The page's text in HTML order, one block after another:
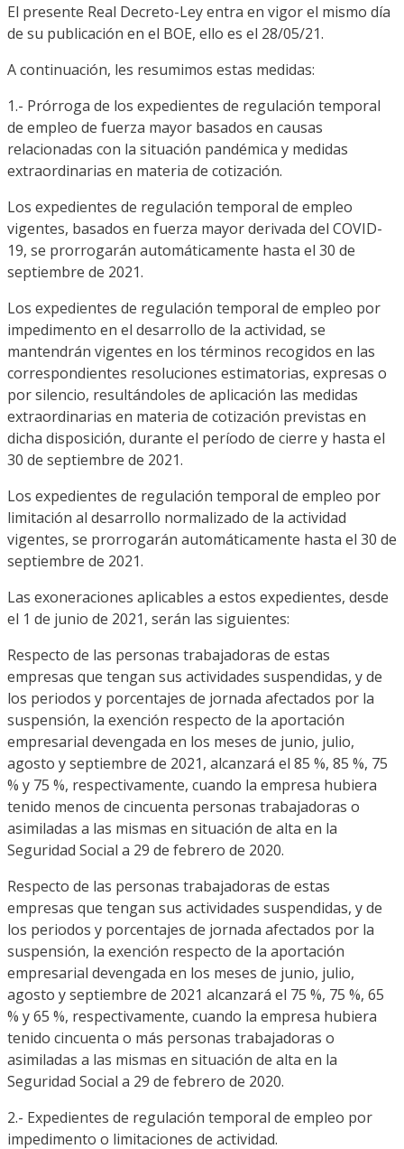
El presente Real Decreto-Ley entra en vigor el mismo día
de su publicación en el BOE, ello es el 28/05/21.
A continuación, les resumimos estas medidas:
1.- Prórroga de los expedientes de regulación temporal
de empleo de fuerza mayor basados en causas
relacionadas con la situación pandémica y medidas
extraordinarias en materia de cotización.
Los expedientes de regulación temporal de empleo
vigentes, basados en fuerza mayor derivada del COVID-
19, se prorrogarán automáticamente hasta el 30 de
septiembre de 2021.
Los expedientes de regulación temporal de empleo por
impedimento en el desarrollo de la actividad, se
mantendrán vigentes en los términos recogidos en las
correspondientes resoluciones estimatorias, expresas o
por silencio, resultándoles de aplicación las medidas
extraordinarias en materia de cotización previstas en
dicha disposición, durante el período de cierre y hasta el
30 de septiembre de 2021.
Los expedientes de regulación temporal de empleo por
limitación al desarrollo normalizado de la actividad
vigentes, se prorrogarán automáticamente hasta el 30 de
septiembre de 2021.
Las exoneraciones aplicables a estos expedientes, desde
el 1 de junio de 2021, serán las siguientes:
Respecto de las personas trabajadoras de estas
empresas que tengan sus actividades suspendidas, y de
los periodos y porcentajes de jornada afectados por la
suspensión, la exención respecto de la aportación
empresarial devengada en los meses de junio, julio,
agosto y septiembre de 2021, alcanzará el 85 %, 85 %, 75
% y 75 %, respectivamente, cuando la empresa hubiera
tenido menos de cincuenta personas trabajadoras o
asimiladas a las mismas en situación de alta en la
Seguridad Social a 29 de febrero de 2020.
Respecto de las personas trabajadoras de estas
empresas que tengan sus actividades suspendidas, y de
los periodos y porcentajes de jornada afectados por la
suspensión, la exención respecto de la aportación
empresarial devengada en los meses de junio, julio,
agosto y septiembre de 2021 alcanzará el 75 %, 75 %, 65
% y 65 %, respectivamente, cuando la empresa hubiera
tenido cincuenta o más personas trabajadoras o
asimiladas a las mismas en situación de alta en la
Seguridad Social a 29 de febrero de 2020.
2.- Expedientes de regulación temporal de empleo por
impedimento o limitaciones de actividad.